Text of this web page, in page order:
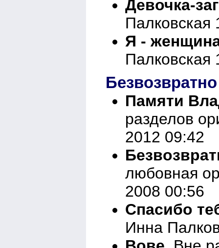
Девочка-
Палковская
Я -
Палковская
Памяти
разделов
2012 09:42
любовная
2008 00:56
Спасибо
Инна